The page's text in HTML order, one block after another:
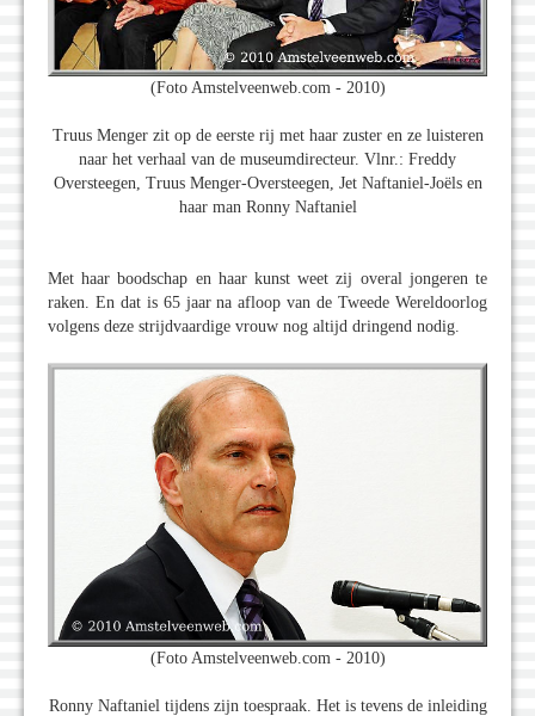
(Foto Amstelveenweb.com - 2010)
Truus Menger zit op de eerste rij met haar zuster en ze luisteren
naar het verhaal van de museumdirecteur. Vlnr.: Freddy
Oversteegen, Truus Menger-Oversteegen, Jet Naftaniel-Joëls en
haar man Ronny Naftaniel
Met haar boodschap en haar kunst weet zij overal jongeren te
raken. En dat is 65 jaar na afloop van de Tweede Wereldoorlog
volgens deze strijdvaardige vrouw nog altijd dringend nodig.
(Foto Amstelveenweb.com - 2010)
Ronny Naftaniel tijdens zijn toespraak. Het is tevens de inleiding